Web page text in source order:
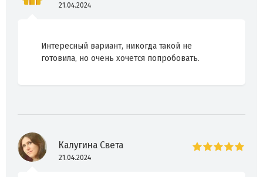
21.04.2024
Интересный вариант, никогда такой не
готовила, но очень хочется попробовать.
Калугина Света
21.04.2024